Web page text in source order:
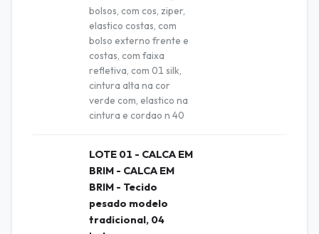
bolsos, com cos, ziper,
elastico costas, com
bolso externo frente e
costas, com faixa
refletiva, com 01 silk,
cintura alta na cor
verde com, elastico na
cintura e cordao n 40
LOTE 01 - CALCA EM
BRIM - CALCA EM
BRIM - Tecido
pesado modelo
tradicional, 04